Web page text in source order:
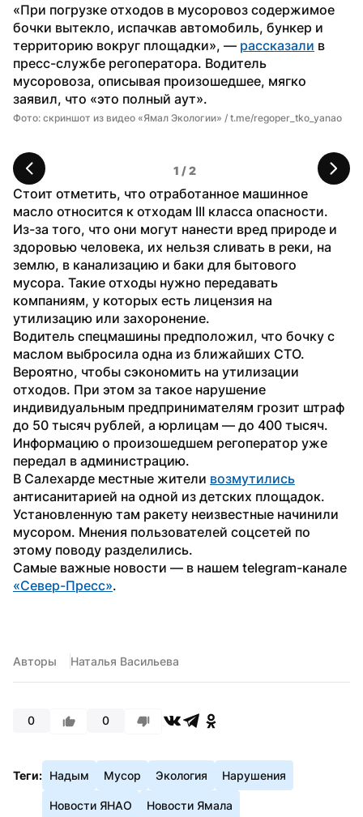
«При погрузке отходов в мусоровоз содержимое
бочки вытекло, испачкав автомобиль, бункер и
территорию вокруг площадки», — рассказали в
пресс-службе регоператора. Водитель
мусоровоза, описывая произошедшее, мягко
заявил, что «это полный аут».
1 / 2
Фото: скриншот из видео «Ямал Экологии» / t.me/regoper_tko_yanao
Стоит отметить, что отработанное машинное
масло относится к отходам III класса опасности.
Из-за того, что они могут нанести вред природе и
здоровью человека, их нельзя сливать в реки, на
землю, в канализацию и баки для бытового
мусора. Такие отходы нужно передавать
компаниям, у которых есть лицензия на
утилизацию или захоронение.
Водитель спецмашины предположил, что бочку с
маслом выбросила одна из ближайших СТО.
Вероятно, чтобы сэкономить на утилизации
отходов. При этом за такое нарушение
индивидуальным предпринимателям грозит штраф
до 50 тысяч рублей, а юрлицам — до 400 тысяч.
Информацию о произошедшем регоператор уже
передал в администрацию.
В Салехарде местные жители возмутились
антисанитарией на одной из детских площадок.
Установленную там ракету неизвестные начинили
мусором. Мнения пользователей соцсетей по
этому поводу разделились.
«Север-Пресс».
Авторы Наталья Васильева
0 0
Теги: Надым Мусор Экология Нарушения
Новости ЯНАО Новости Ямала